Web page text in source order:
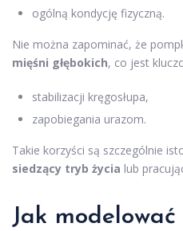
ogólną kondycję fizyczną.
Nie można zapominać, że
mięśni głębokich, co jest
stabilizacji kręgosłupa,
zapobiegania urazom.
Takie korzyści są szczególnie
siedzący tryb życia lub
Jak